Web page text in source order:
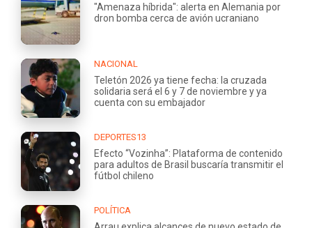
"Amenaza híbrida": alerta en Alemania por
dron bomba cerca de avión ucraniano
NACIONAL
Teletón 2026 ya tiene fecha: la cruzada
solidaria será el 6 y 7 de noviembre y ya
cuenta con su embajador
DEPORTES13
Efecto “Vozinha”: Plataforma de contenido
para adultos de Brasil buscaría transmitir el
fútbol chileno
POLÍTICA